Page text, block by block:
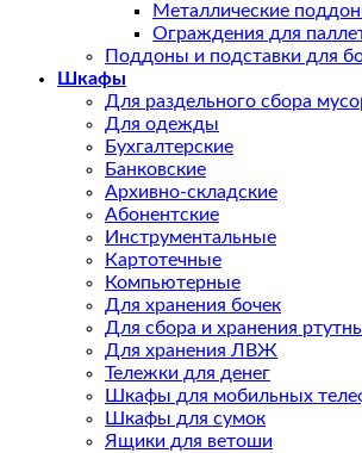
Металлические
Ограждения для
Поддоны и подставки для
Шкафы
Для раздельного сбора
Для одежды
Бухгалтерские
Банковские
Архивно-складские
Абонентские
Инструментальные
Картотечные
Компьютерные
Для хранения бочек
Для сбора и хранения
Для хранения ЛВЖ
Тележки для денег
Шкафы для мобильных
Шкафы для сумок
Ящики для ветоши